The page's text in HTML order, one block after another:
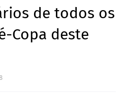
de todos os
Copa deste